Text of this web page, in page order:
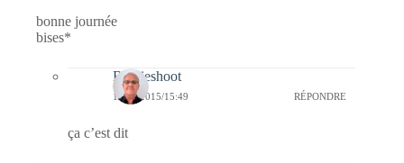
bonne journée
bises*
Bernieshoot
17/03/2015/15:49 RÉPONDRE
ça c’est dit